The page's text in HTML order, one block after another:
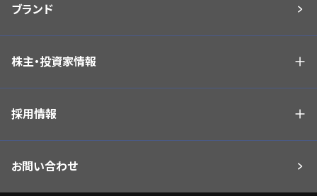
ブランド
株主・投資家情報
採用情報
お問い合わせ